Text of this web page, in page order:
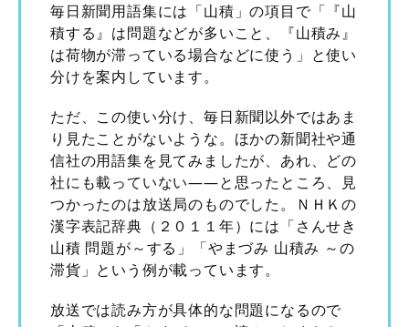
毎日新聞用語集には「山積」の項目で「『山
積する』は問題などが多いこと、『山積み』
は荷物が滞っている場合などに使う」と使い
分けを案内しています。
ただ、この使い分け、毎日新聞以外ではあま
り見たことがないような。ほかの新聞社や通
信社の用語集を見てみましたが、あれ、どの
社にも載っていない――と思ったところ、見
つかったのは放送局のものでした。ＮＨＫの
漢字表記辞典（２０１１年）には「さんせき
山積 問題が～する」「やまづみ 山積み ～の
滞貨」という例が載っています。
放送では読み方が具体的な問題になるので